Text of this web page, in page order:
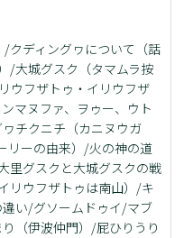
クディングヮについて（話
/大城グスク（タマムラ按
ウフザトゥ・イリウフザ
マヌファ、ヲゥー、ウト
チクニチ（カニヌウガ
リーの由来）/火の神の道
里グスクと大城グスクの戦
リウフザトゥは南山）/キ
い/グソームドゥイ/マブ
（伊波仲門）/屁ひりうり